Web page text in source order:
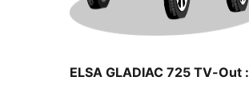
ELSA GLADIAC 725 TV-Out :